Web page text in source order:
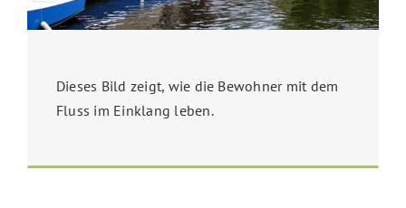
Dieses Bild zeigt, wie die Bewohner mit dem
Fluss im Einklang leben.